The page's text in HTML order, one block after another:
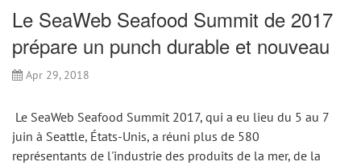
Le SeaWeb Seafood Summit de 2017
prépare un punch durable et nouveau
Apr 29, 2018
juin à Seattle, États-Unis, a réuni plus de 580
représentants de l'industrie des produits de la mer, de la